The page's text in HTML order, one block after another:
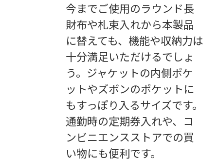
今までご使用のラウンド長
財布や札束入れから本製品
に替えても、機能や収納力は
十分満足いただけるでしょ
う。ジャケットの内側ポケ
ットやズボンのポケットに
もすっぽり入るサイズです。
通勤時の定期券入れや、コ
ンビニエンスストアでの買
い物にも便利です。